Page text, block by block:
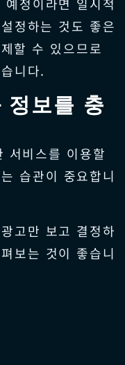
정하는 것도 좋은
할 수 있으므로
니다.
보를 충
서비스를 이용할
습관이 중요합니
고만 보고 결정하
보는 것이 좋습니